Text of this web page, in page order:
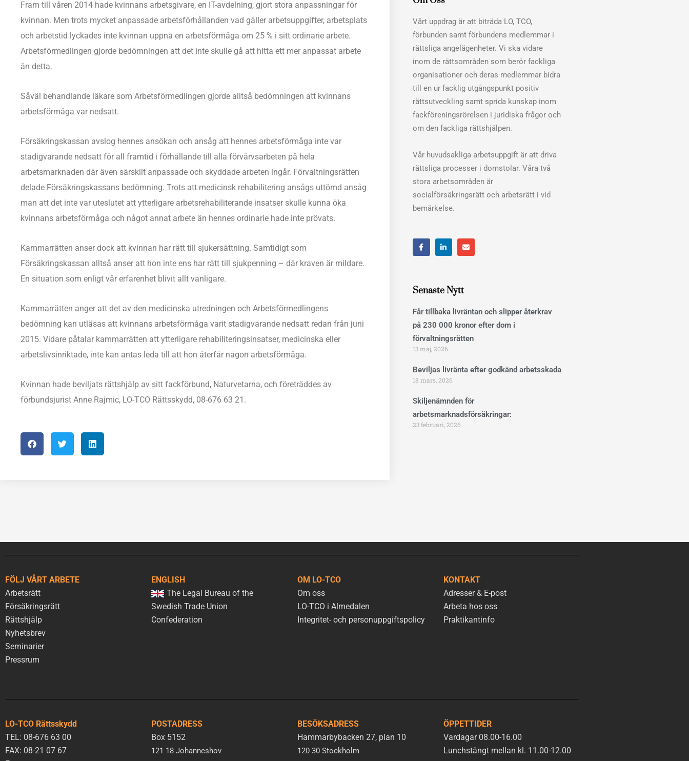
Fram till våren 2014 hade kvinnans arbetsgivare, en IT-avdelning, gjort stora anpassningar för
kvinnan. Men trots mycket anpassade arbetsförhållanden vad gäller arbetsuppgifter, arbetsplats
och arbetstid lyckades inte kvinnan uppnå en arbetsförmåga om 25 % i sitt ordinarie arbete.
Arbetsförmedlingen gjorde bedömningen att det inte skulle gå att hitta ett mer anpassat arbete
än detta.
Såväl behandlande läkare som Arbetsförmedlingen gjorde alltså bedömningen att kvinnans
arbetsförmåga var nedsatt.
Försäkringskassan avslog hennes ansökan och ansåg att hennes arbetsförmåga inte var
stadigvarande nedsatt för all framtid i förhållande till alla förvärvsarbeten på hela
arbetsmarknaden där även särskilt anpassade och skyddade arbeten ingår. Förvaltningsrätten
delade Försäkringskassans bedömning. Trots att medicinsk rehabilitering ansågs uttömd ansåg
man att det inte var uteslutet att ytterligare arbetsrehabiliterande insatser skulle kunna öka
kvinnans arbetsförmåga och något annat arbete än hennes ordinarie hade inte prövats.
Kammarrätten anser dock att kvinnan har rätt till sjukersättning. Samtidigt som
Försäkringskassan alltså anser att hon inte ens har rätt till sjukpenning – där kraven är mildare.
En situation som enligt vår erfarenhet blivit allt vanligare.
Kammarrätten anger att det av den medicinska utredningen och Arbetsförmedlingens
bedömning kan utläsas att kvinnans arbetsförmåga varit stadigvarande nedsatt redan från juni
2015. Vidare påtalar kammarrätten att ytterligare rehabiliteringsinsatser, medicinska eller
arbetslivsinriktade, inte kan antas leda till att hon återfår någon arbetsförmåga.
Kvinnan hade beviljats rättshjälp av sitt fackförbund, Naturvetarna, och företräddes av
förbundsjurist Anne Rajmic, LO-TCO Rättsskydd, 08-676 63 21.
Vårt uppdrag är att biträda LO, TCO,
förbunden samt förbundens medlemmar i
rättsliga angelägenheter. Vi ska vidare
inom de rättsområden som berör fackliga
organisationer och deras medlemmar bidra
till en ur facklig utgångspunkt positiv
rättsutveckling samt sprida kunskap inom
fackföreningsrörelsen i juridiska frågor och
om den fackliga rättshjälpen.
Vår huvudsakliga arbetsuppgift är att driva
rättsliga processer i domstolar. Våra två
stora arbetsområden är
socialförsäkringsrätt och arbetsrätt i vid
bemärkelse.
F
a
c
k
L
i
n
n
E
n
v
Senaste Nytt
Får tillbaka livräntan och slipper återkrav
på 230 000 kronor efter dom i
förvaltningsrätten
13 maj, 2026
Beviljas livränta efter godkänd arbetsskada
18 mars, 2026
Skiljenämnden för
arbetsmarknadsförsäkringar:
23 februari, 2026
FÖLJ VÅRT ARBETE
Arbetsrätt
Försäkringsrätt
Rättshjälp
Nyhetsbrev
Seminarier
Pressrum
ENGLISH
The Legal Bureau of the
Swedish Trade Union
Confederation
OM LO-TCO
Om oss
LO-TCO i Almedalen
Integritet- och personuppgiftspolicy
KONTAKT
Adresser & E-post
Arbeta hos oss
Praktikantinfo
LO-TCO Rättsskydd
TEL: 08-676 63 00
FAX: 08-21 07 67
POSTADRESS
Box 5152
121 18 Johanneshov
BESÖKSADRESS
Hammarbybacken 27, plan 10
120 30 Stockholm
ÖPPETTIDER
Vardagar 08.00-16.00
Lunchstängt mellan kl. 11.00-12.00